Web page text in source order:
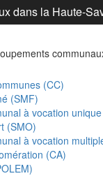
dans la Haute-
(CC)
(SMF)
à vocation
(SMO)
à vocation
(CA)